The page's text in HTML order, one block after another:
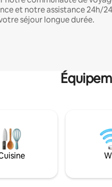
et notre assistance 24h/24
séjour longue durée.